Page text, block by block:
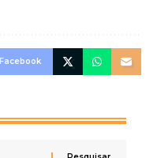
Facebook